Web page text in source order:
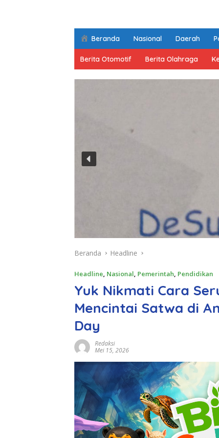
Beranda Nasional Daerah
Berita Otomotif Berita Olahraga
Beranda Headline
Headline, Nasional, Pemerintah, Pendidikan
Yuk Nikmati Cara
Mencintai Satwa di
Day
Redaksi
Mei 15, 2026